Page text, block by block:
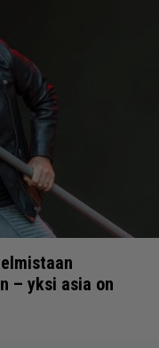
– yksi asia on